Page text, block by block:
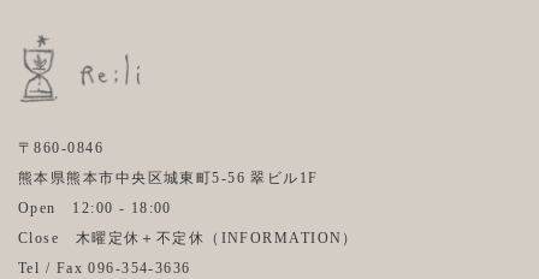
〒860-0846
熊本県熊本市中央区城東町5-56 翠ビル1F
Open 12:00 - 18:00
Close 木曜定休＋不定休（ INFORMATION ）
Tel / Fax 096-354-3636